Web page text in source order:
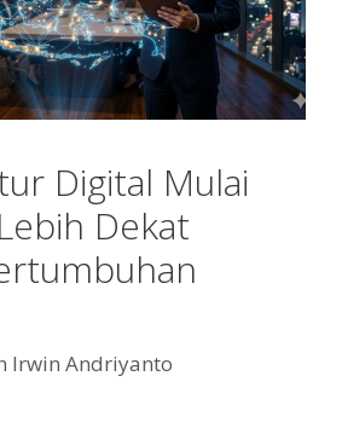
Digital Mulai
Dekat
Irwin Andriyanto